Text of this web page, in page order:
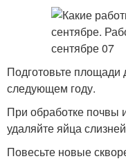
Подготовьте площади
следующем году.
При обработке почвы
удаляйте яйца
Повесьте новые